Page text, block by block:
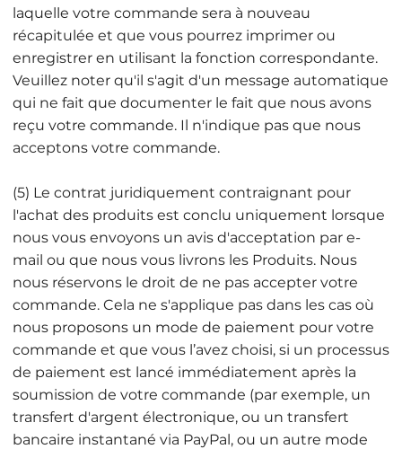
laquelle votre commande sera à nouveau
récapitulée et que vous pourrez imprimer ou
enregistrer en utilisant la fonction correspondante.
Veuillez noter qu'il s'agit d'un message automatique
qui ne fait que documenter le fait que nous avons
reçu votre commande. Il n'indique pas que nous
acceptons votre commande.
(5) Le contrat juridiquement contraignant pour
l'achat des produits est conclu uniquement lorsque
nous vous envoyons un avis d'acceptation par e-
mail ou que nous vous livrons les Produits. Nous
nous réservons le droit de ne pas accepter votre
commande. Cela ne s'applique pas dans les cas où
nous proposons un mode de paiement pour votre
commande et que vous l’avez choisi, si un processus
de paiement est lancé immédiatement après la
soumission de votre commande (par exemple, un
transfert d'argent électronique, ou un transfert
bancaire instantané via PayPal, ou un autre mode